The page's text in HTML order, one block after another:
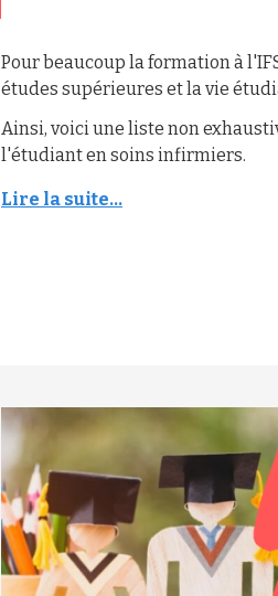
Pour beaucoup la formation à
études supérieures et la vie
Ainsi, voici une liste non
l'étudiant en soins infirmiers.
Lire la suite...